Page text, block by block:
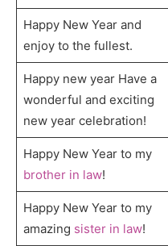
Happy New Year and
enjoy to the fullest.
Happy new year Have a
wonderful and exciting
new year celebration!
Happy New Year to my
brother in law!
Happy New Year to my
amazing sister in law!